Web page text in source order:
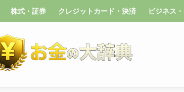
株式・証券 クレジットカード・決済 ビジネス